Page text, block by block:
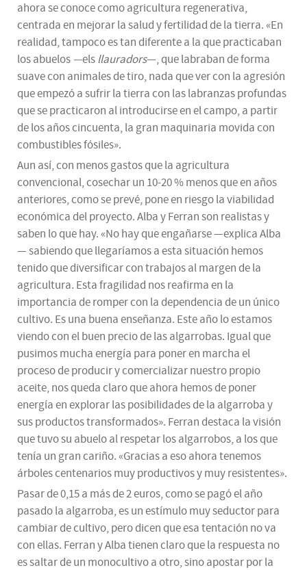
ahora se conoce como agricultura regenerativa,
centrada en mejorar la salud y fertilidad de la tierra. «En
realidad, tampoco es tan diferente a la que practicaban
los abuelos —elsllauradors—, que labraban de forma
suave con animales de tiro, nada que ver con la agresión
que empezó a sufrir la tierra con las labranzas profundas
que se practicaron al introducirse en el campo, a partir
de los años cincuenta, la gran maquinaria movida con
combustibles fósiles».
Aun así, con menos gastos que la agricultura
convencional, cosechar un 10-20 % menos que en años
anteriores, como se prevé, pone en riesgo la viabilidad
económica del proyecto. Alba y Ferran son realistas y
saben lo que hay. «No hay que engañarse —explica Alba
— sabiendo que llegaríamos a esta situación hemos
tenido que diversificar con trabajos al margen de la
agricultura. Esta fragilidad nos reafirma en la
importancia de romper con la dependencia de un único
cultivo. Es una buena enseñanza. Este año lo estamos
viendo con el buen precio de las algarrobas. Igual que
pusimos mucha energía para poner en marcha el
proceso de producir y comercializar nuestro propio
aceite, nos queda claro que ahora hemos de poner
energía en explorar las posibilidades de la algarroba y
sus productos transformados». Ferran destaca la visión
que tuvo su abuelo al respetar los algarrobos, a los que
tenía un gran cariño. «Gracias a eso ahora tenemos
árboles centenarios muy productivos y muy resistentes».
Pasar de 0,15 a más de 2 euros, como se pagó el año
pasado la algarroba, es un estímulo muy seductor para
cambiar de cultivo, pero dicen que esa tentación no va
con ellas. Ferran y Alba tienen claro que la respuesta no
es saltar de un monocultivo a otro, sino apostar por la